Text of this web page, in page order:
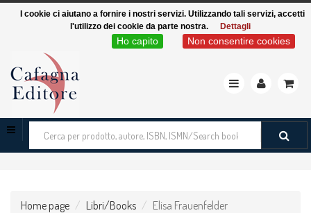
Toggle
Cerca
tra
Home page
Libri/Books Elisa Frauenfelder
I cookie ci aiutano a fornire i nostri servizi. Utilizzando tali servizi, accetti
l'utilizzo dei cookie da parte nostra.
Dettagli
Non consentire cookies
Ho capito